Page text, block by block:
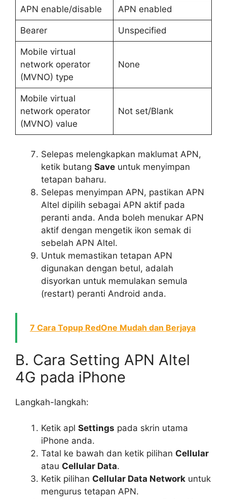
APN enable/disable APN enabled
Bearer Unspecified
Mobile virtual
network operator
(MVNO) type
None
Mobile virtual
network operator
(MVNO) value
Not set/Blank
Selepas melengkapkan maklumat APN,
ketik butang Save untuk menyimpan
tetapan baharu.
Selepas menyimpan APN, pastikan APN
Altel dipilih sebagai APN aktif pada
peranti anda. Anda boleh menukar APN
aktif dengan mengetik ikon semak di
sebelah APN Altel.
Untuk memastikan tetapan APN
digunakan dengan betul, adalah
disyorkan untuk memulakan semula
(restart) peranti Android anda.
7 Cara Topup RedOne Mudah dan Berjaya
B. Cara Setting APN Altel
4G pada iPhone
Langkah-langkah:
Ketik apl Settings pada skrin utama
iPhone anda.
Tatal ke bawah dan ketik pilihan Cellular
atau Cellular Data.
Ketik pilihan Cellular Data Network untuk
mengurus tetapan APN.